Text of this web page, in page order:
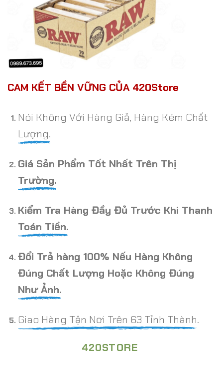
CAM KẾT BỀN VỮNG CỦA 420Store
Nói Không Với Hàng Giả, Hàng Kém Chất
Lượng.
Giá Sản Phẩm Tốt Nhất Trên Thị
Trường.
Kiểm Tra Hàng Đầy Đủ Trước Khi Thanh
Toán Tiền.
Đổi Trả hàng 100% Nếu Hàng Không
Đúng Chất Lượng Hoặc Không Đúng
Như Ảnh.
Giao Hàng Tận Nơi Trên 63 Tỉnh Thành.
420STORE